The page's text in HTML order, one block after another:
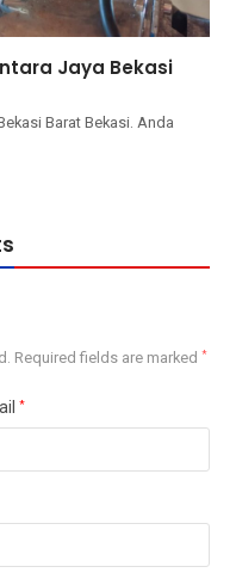
Jaya Bekasi
Barat Bekasi. Andа
Required fields are marked*
*